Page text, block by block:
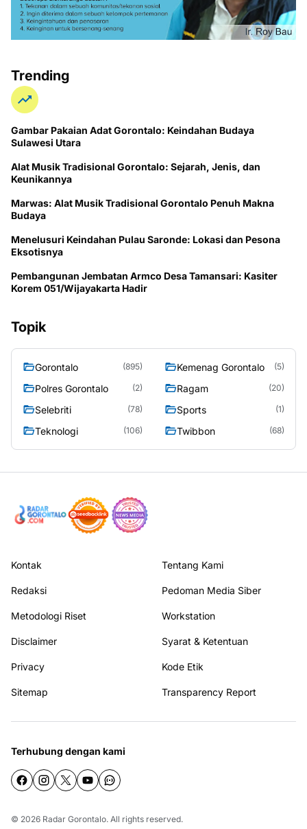
Trending
Gambar Pakaian Adat Gorontalo: Keindahan Budaya
Sulawesi Utara
Alat Musik Tradisional Gorontalo: Sejarah, Jenis, dan
Keunikannya
Marwas: Alat Musik Tradisional Gorontalo Penuh Makna
Budaya
Menelusuri Keindahan Pulau Saronde: Lokasi dan Pesona
Eksotisnya
Pembangunan Jembatan Armco Desa Tamansari: Kasiter
Korem 051/Wijayakarta Hadir
Topik
Gorontalo (895) Kemenag Gorontalo (5)
Polres Gorontalo (2) Ragam (20)
Selebriti (78) Sports (1)
Teknologi (106) Twibbon (68)
Kontak Tentang Kami
Redaksi Pedoman Media Siber
Metodologi Riset Workstation
Disclaimer Syarat & Ketentuan
Privacy Kode Etik
Sitemap Transparency Report
Terhubung dengan kami
© 2026 Radar Gorontalo. All rights reserved.